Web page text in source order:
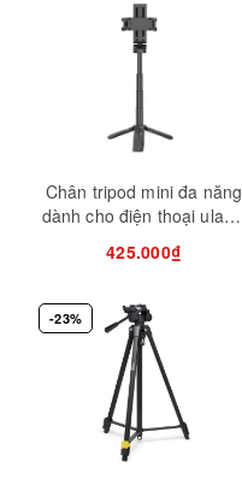
Chân tripod mini đa năng
dành cho điện thoại ulanzi
jj02 tích hợp điều khiển
bluetooth
425.000₫
-23%